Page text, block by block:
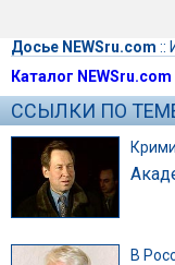
Досье NEWSru.com ::
Каталог NEWSru.com
ССЫЛКИ ПО
В